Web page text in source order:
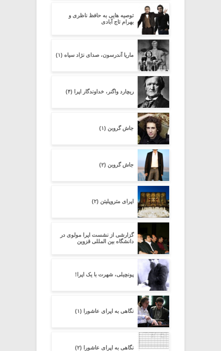
توصیه هایی به حافظ ناظری و
بهرام تاج آبادی
ماریا آندرسون، صدای نژاد سیاه (۱)
ریچارد واگنر، خداوندگار اپرا (۴)
جاش گروبن (۱)
جاش گروبن (۲)
اپرای متروپلیتن (۲)
گزارشی از نشست اپرا مولوی در
دانشگاه بین المللی قزوین
پونچیلی، شهرت با یک اپرا!
نگاهی به اپرای عاشورا (۱)
نگاهی به اپرای عاشورا (۲)